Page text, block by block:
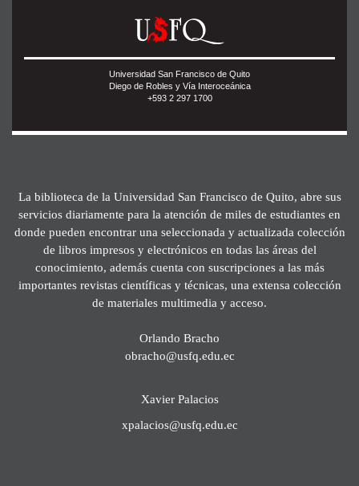
Universidad San Francisco de Quito
Diego de Robles y Vía Interoceánica
+593 2 297 1700
La biblioteca de la Universidad San Francisco de Quito, abre sus
servicios diariamente para la atención de miles de estudiantes en
donde pueden encontrar una seleccionada y actualizada colección
de libros impresos y electrónicos en todas las áreas del
conocimiento, además cuenta con suscripciones a las más
importantes revistas científicas y técnicas, una extensa colección
de materiales multimedia y acceso.
Orlando Bracho
obracho@usfq.edu.ec
Xavier Palacios
xpalacios@usfq.edu.ec